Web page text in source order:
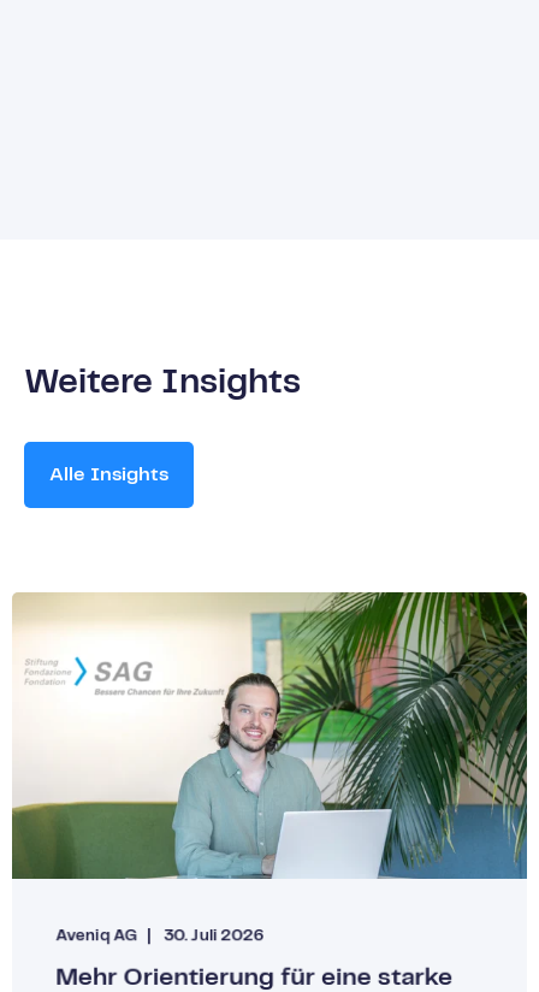
Weitere Insights
Alle Insights
Aveniq AG 30. Juli 2026
Mehr Orientierung für eine starke